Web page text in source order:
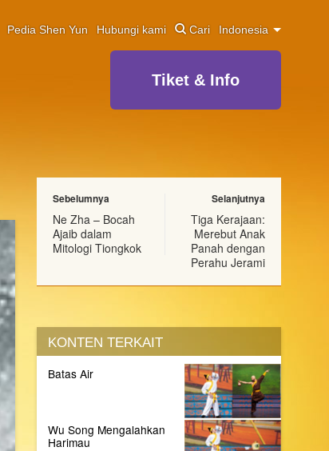
Pedia Shen Yun Hubungi kami Cari Indonesia
Tiket & Info
Sebelumnya
Ne Zha – Bocah
Ajaib dalam
Mitologi Tiongkok
Selanjutnya
Tiga Kerajaan:
Merebut Anak
Panah dengan
Perahu Jerami
KONTEN TERKAIT
Batas Air
Wu Song Mengalahkan
Harimau